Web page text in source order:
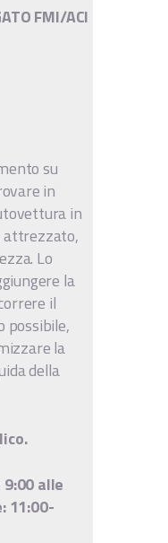
FMI/ACI
su
in
in
attrezzato,
Lo
la
il
possibile,
la
della
alle
11:00-